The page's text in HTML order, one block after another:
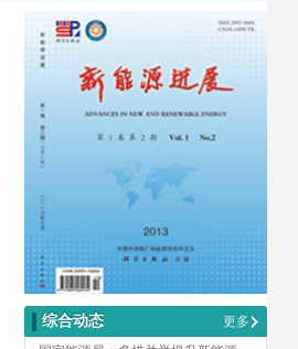
综合动态
更多